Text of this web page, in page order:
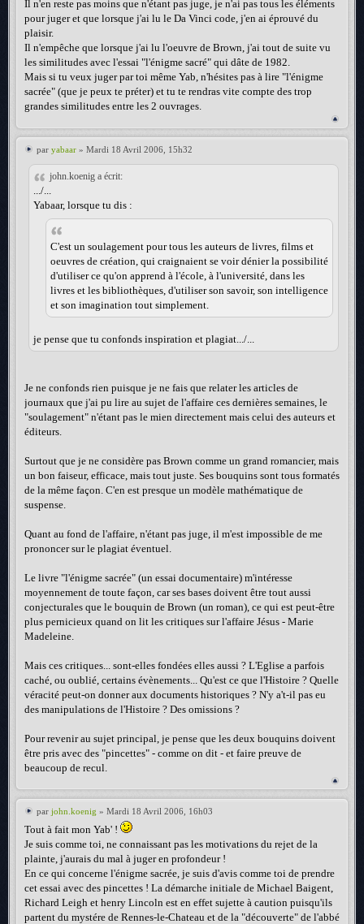
Il n'en reste pas moins que n'étant pas juge, je n'ai pas tous les éléments
pour juger et que lorsque j'ai lu le Da Vinci code, j'en ai éprouvé du
plaisir.
Il n'empêche que lorsque j'ai lu l'oeuvre de Brown, j'ai tout de suite vu
les similitudes avec l'essai "l'énigme sacré" qui dâte de 1982.
Mais si tu veux juger par toi même Yab, n'hésites pas à lire "l'énigme
sacrée" (que je peux te préter) et tu te rendras vite compte des trop
grandes similitudes entre les 2 ouvrages.
par yabaar » Mardi 18 Avril 2006, 15h32
john.koenig a écrit:
.../...
Yabaar, lorsque tu dis :
C'est un soulagement pour tous les auteurs de livres, films et
oeuvres de création, qui craignaient se voir dénier la possibilité
d'utiliser ce qu'on apprend à l'école, à l'université, dans les
livres et les bibliothèques, d'utiliser son savoir, son intelligence
et son imagination tout simplement.
je pense que tu confonds inspiration et plagiat.../...
Je ne confonds rien puisque je ne fais que relater les articles de
journaux que j'ai pu lire au sujet de l'affaire ces dernières semaines, le
"soulagement" n'étant pas le mien directement mais celui des auteurs et
éditeurs.
Surtout que je ne considère pas Brown comme un grand romancier, mais
un bon faiseur, efficace, mais tout juste. Ses bouquins sont tous formatés
de la même façon. C'en est presque un modèle mathématique de
suspense.
Quant au fond de l'affaire, n'étant pas juge, il m'est impossible de me
prononcer sur le plagiat éventuel.
Le livre "l'énigme sacrée" (un essai documentaire) m'intéresse
moyennement de toute façon, car ses bases doivent être tout aussi
conjecturales que le bouquin de Brown (un roman), ce qui est peut-être
plus pernicieux quand on lit les critiques sur l'affaire Jésus - Marie
Madeleine.
Mais ces critiques... sont-elles fondées elles aussi ? L'Eglise a parfois
caché, ou oublié, certains évènements... Qu'est ce que l'Histoire ? Quelle
véracité peut-on donner aux documents historiques ? N'y a't-il pas eu
des manipulations de l'Histoire ? Des omissions ?
Pour revenir au sujet principal, je pense que les deux bouquins doivent
être pris avec des "pincettes" - comme on dit - et faire preuve de
beaucoup de recul.
par john.koenig » Mardi 18 Avril 2006, 16h03
Tout à fait mon Yab' !
Je suis comme toi, ne connaissant pas les motivations du rejet de la
plainte, j'aurais du mal à juger en profondeur !
En ce qui concerne l'énigme sacrée, je suis d'avis comme toi de prendre
cet essai avec des pincettes ! La démarche initiale de Michael Baigent,
Richard Leigh et henry Lincoln est en effet sujette à caution puisqu'ils
partent du mystére de Rennes-le-Chateau et de la "découverte" de l'abbé